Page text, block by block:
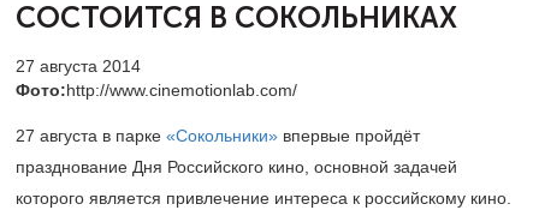
СОСТОИТСЯ В СОКОЛЬНИКАХ
27 августа 2014
Фото:http://www.cinemotionlab.com/
27 августа в парке «Сокольники» впервые пройдёт
празднование Дня Российского кино, основной задачей
которого является привлечение интереса к российскому кино.